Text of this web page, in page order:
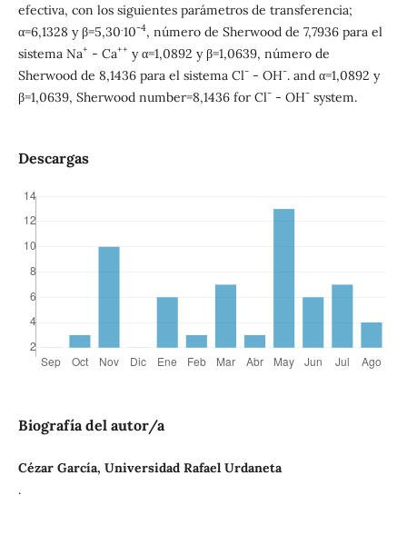
efectiva, con los siguientes parámetros de transferencia;
α=6,1328 y β=5,30.10-4, número de Sherwood de 7,7936 para el
sistema Na+ - Ca++ y α=1,0892 y β=1,0639, número de
Sherwood de 8,1436 para el sistema Cl-- OH-. and α=1,0892 y
β=1,0639, Sherwood number=8,1436 for Cl-- OH-system.
Descargas
Biografía del autor/a
Cézar García, Universidad Rafael Urdaneta
.